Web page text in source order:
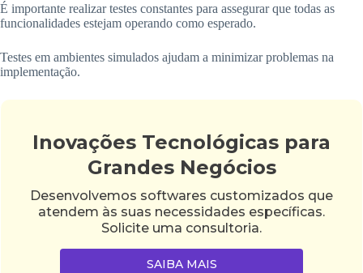
É importante realizar testes constantes para assegurar que todas as
funcionalidades estejam operando como esperado.
Testes em ambientes simulados ajudam a minimizar problemas na
implementação.
Inovações Tecnológicas para
Grandes Negócios
Desenvolvemos softwares customizados que
atendem às suas necessidades específicas.
Solicite uma consultoria.
SAIBA MAIS